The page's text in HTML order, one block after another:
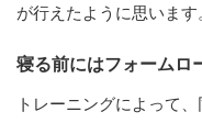
が行えたように思います
寝る前にはフォームロ
トレーニングによって